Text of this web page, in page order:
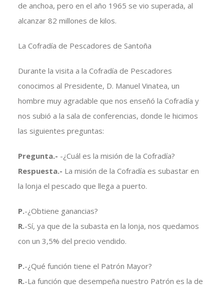
de anchoa, pero en el año 1965 se vio superada, al
alcanzar 82 millones de kilos.
La Cofradía de Pescadores de Santoña
Durante la visita a la Cofradía de Pescadores
conocimos al Presidente, D. Manuel Vinatea, un
hombre muy agradable que nos enseñó la Cofradía y
nos subió a la sala de conferencias, donde le hicimos
las siguientes preguntas:
Pregunta.- -¿Cuál es la misión de la Cofradía?
Respuesta.- La misión de la Cofradía es subastar en
la lonja el pescado que llega a puerto.
P.-¿Obtiene ganancias?
R.-Sí, ya que de la subasta en la lonja, nos quedamos
con un 3,5% del precio vendido.
P.-¿Qué función tiene el Patrón Mayor?
R.-La función que desempeña nuestro Patrón es la de